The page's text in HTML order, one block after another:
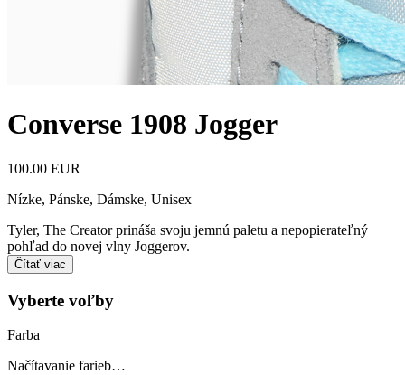
Converse 1908 Jogger
100.00 EUR
Nízke, Pánske, Dámske, Unisex
Tyler, The Creator prináša svoju jemnú paletu a nepopierateľný
pohľad do novej vlny Joggerov.
Čítať viac
Vyberte voľby
Farba
Načítavanie farieb…